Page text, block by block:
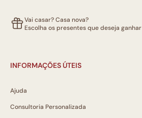
Vai casar? Casa nova?
Escolha os presentes que deseja ganhar
INFORMAÇÕES ÚTEIS
Ajuda
Consultoria Personalizada